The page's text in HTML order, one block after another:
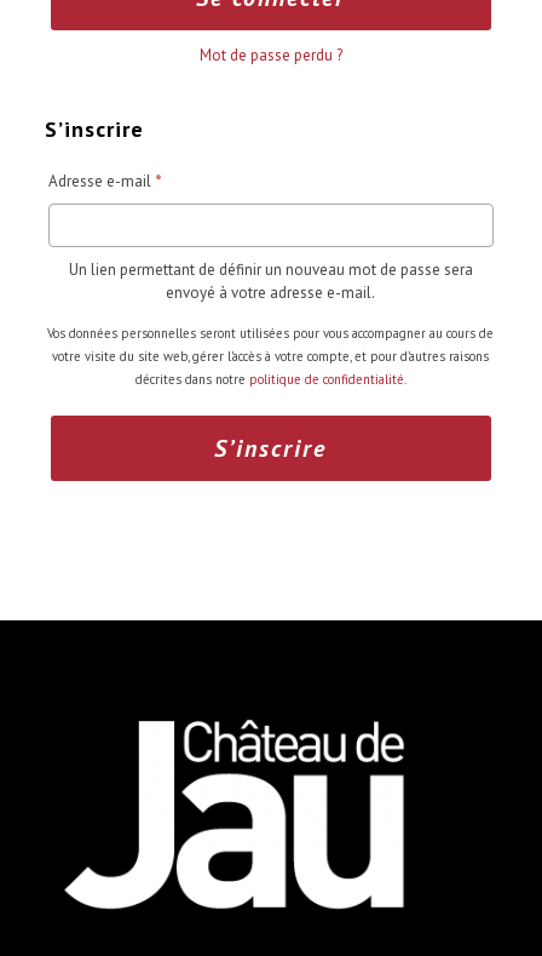
Mot de passe perdu ?
S’inscrire
Adresse e-mail *Obligatoire
Un lien permettant de définir un nouveau mot de passe sera
envoyé à votre adresse e-mail.
Vos données personnelles seront utilisées pour vous accompagner au cours de
votre visite du site web, gérer l’accès à votre compte, et pour d’autres raisons
décrites dans notre politique de confidentialité.
S’inscrire